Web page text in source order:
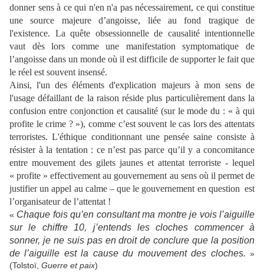
donner sens à ce qui n'en n'a pas nécessairement, ce qui constitue
une source majeure d’angoisse, liée au fond tragique de
l'existence. La quête obsessionnelle de causalité intentionnelle
vaut dès lors comme une manifestation symptomatique de
l’angoisse dans un monde où il est difficile de supporter le fait que
le réel est souvent insensé.
Ainsi, l'un des éléments d'explication majeurs à mon sens de
l'usage défaillant de la raison réside plus particulièrement dans la
confusion entre conjonction et causalité (sur le mode du : « à qui
profite le crime ? »), comme c’est souvent le cas lors des attentats
terroristes. L'éthique conditionnant une pensée saine consiste à
résister à la tentation : ce n’est pas parce qu’il y a concomitance
entre mouvement des gilets jaunes et attentat terroriste - lequel
« profite » effectivement au gouvernement au sens où il permet de
justifier un appel au calme – que le gouvernement en question est
l’organisateur de l’attentat !
« Chaque fois qu’en consultant ma montre je vois l’aiguille
sur le chiffre 10, j’entends les cloches commencer à
sonner, je ne suis pas en droit de conclure que la position
de l’aiguille est la cause du mouvement des cloches. »
(Tolstoï, Guerre et paix)